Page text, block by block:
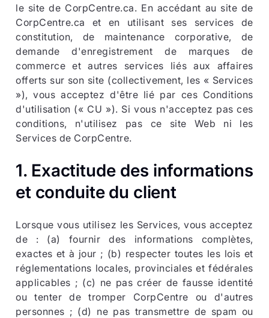
le site de CorpCentre.ca. En accédant au site de
CorpCentre.ca et en utilisant ses services de
constitution, de maintenance corporative, de
demande d'enregistrement de marques de
commerce et autres services liés aux affaires
offerts sur son site (collectivement, les « Services
»), vous acceptez d'être lié par ces Conditions
d'utilisation (« CU »). Si vous n'acceptez pas ces
conditions, n'utilisez pas ce site Web ni les
Services de CorpCentre.
1. Exactitude des informations
et conduite du client
Lorsque vous utilisez les Services, vous acceptez
de : (a) fournir des informations complètes,
exactes et à jour ; (b) respecter toutes les lois et
réglementations locales, provinciales et fédérales
applicables ; (c) ne pas créer de fausse identité
ou tenter de tromper CorpCentre ou d'autres
personnes ; (d) ne pas transmettre de spam ou